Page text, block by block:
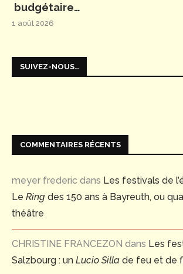
budgétaire…
1 août 2026
SUIVEZ-NOUS…
COMMENTAIRES RÉCENTS
meyer frederic dans Les festivals de
Le Ring des 150 ans à Bayreuth, ou
théâtre
CHRISTINE FRANCEZON dans Les
Salzbourg : un Lucio Silla de feu et de